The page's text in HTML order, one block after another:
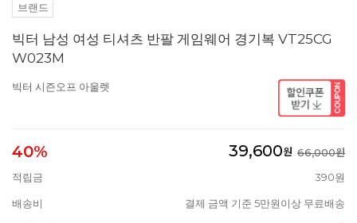
브랜드
빅터 남성 여성 티셔츠 반팔 게임웨어 경기복 VT25CG
W023M
빅터 시즌오프 아울렛
40% 39,600원 66,000원
적립금
390원
배송비 결제 금액 기준 5만원이상 무료배송